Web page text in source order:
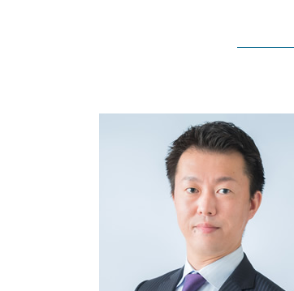
会社設立 誰に頼む
会社設立 節税
東京都 創業支援
会社設立 個人事業主 手続き
会社設立 合同会社 株式会社
会社設立 税金免除
創業支援 税制
創業融資 法人
創業融資 種類
創業支援 計画書
創業支援 必要性
創業融資 銀行
創業融資 運転資金
創業前 資金調達
創業支援 助成金 東京